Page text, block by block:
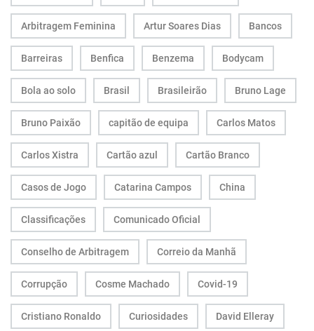
Arbitragem Feminina Artur Soares Dias Bancos
Barreiras Benfica Benzema Bodycam
Bola ao solo Brasil Brasileirão Bruno Lage
Bruno Paixão capitão de equipa Carlos Matos
Carlos Xistra Cartão azul Cartão Branco
Casos de Jogo Catarina Campos China
Classificações Comunicado Oficial
Conselho de Arbitragem Correio da Manhã
Corrupção Cosme Machado Covid-19
Cristiano Ronaldo Curiosidades David Elleray